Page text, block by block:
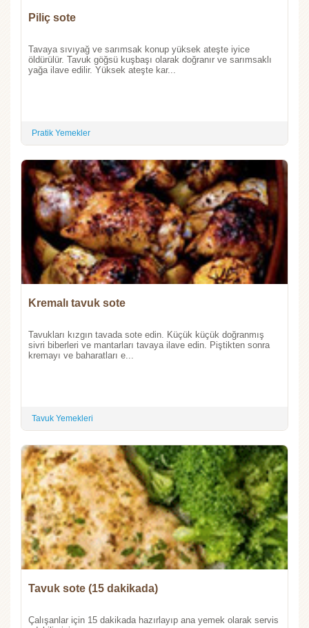
Piliç sote
Tavaya sıvıyağ ve sarımsak konup yüksek ateşte iyice
öldürülür. Tavuk göğsü kuşbaşı olarak doğranır ve sarımsaklı
yağa ilave edilir. Yüksek ateşte kar...
Pratik Yemekler
Kremalı tavuk sote
Tavukları kızgın tavada sote edin. Küçük küçük doğranmış
sivri biberleri ve mantarları tavaya ilave edin. Piştikten sonra
kremayı ve baharatları e...
Tavuk Yemekleri
Tavuk sote (15 dakikada)
Çalışanlar için 15 dakikada hazırlayıp ana yemek olarak servis